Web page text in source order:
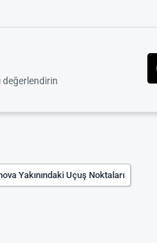
değerlendirin
Yakınındaki Uçuş Noktaları